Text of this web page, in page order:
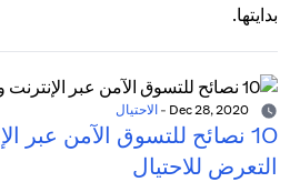
بدايتها.
- الاحتيال
10 نصائح للتسوق الآمن عبر
التعرض للاحتيال